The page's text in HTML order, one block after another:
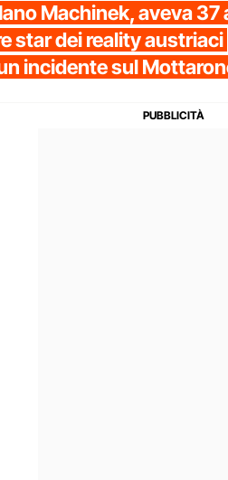
Machinek, aveva 37
star dei reality austriaci
incidente sul